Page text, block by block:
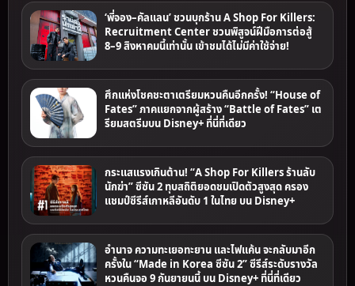
‘พี่จอง–คัลแลน’ ชวนบุกร้าน A Shop For Killers:
Recruitment Center ชวนพิสูจน์ฝีมือการต่อสู้
8–9 สิงหาคมนี้เท่านั้น เข้าชมได้ไม่มีค่าใช้จ่าย!
ศึกแห่งโชคชะตาเตรียมหวนคืนอีกครั้ง! “House of
Fates” ภาคแยกจากผู้สร้าง “Battle of Fates” เต
รียมสตรีมบน Disney+ ที่นี่ที่เดียว
กระแสแรงเกินต้าน! “A Shop For Killers ร้านลับ
นักฆ่า” ซีซัน 2 ทุบสถิติยอดชมเปิดตัวสูงสุด ครอง
แชมป์ซีรีส์เกาหลีอันดับ 1 ในไทย บน Disney+
อำนาจ ความทะเยอทะยาน และไฟแค้น จะกลับมาอีก
ครั้งใน “Made in Korea ซีซัน 2” ซีรีส์ระดับรางวัล
หวนคืนจอ 9 กันยายนนี้ บน Disney+ ที่นี่ที่เดียว